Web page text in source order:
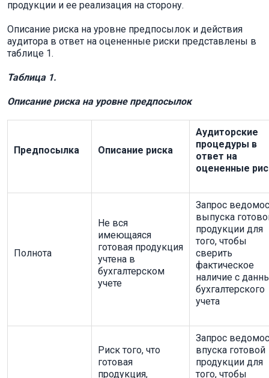
продукции и ее реализация на сторону.
Описание риска на уровне предпосылок и действия
аудитора в ответ на оцененные риски представлены в
таблице 1.
Таблица 1.
Описание риска на уровне предпосылок
Предпосылка Описание риска
Аудиторские
процедуры в
ответ на
оцененные
Полнота
Не вся
имеющаяся
готовая продукция
учтена в
бухгалтерском
учете
Запрос
выпуска
продукции для
того, чтобы
сверить
фактическое
наличие с
бухгалтерского
учета
Риск того, что
готовая
продукция,
Запрос
впуска готовой
продукции для
того, чтобы